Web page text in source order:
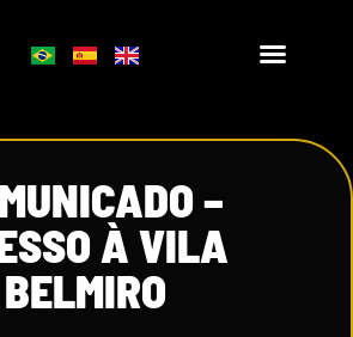
–
À VILA
BELMIRO